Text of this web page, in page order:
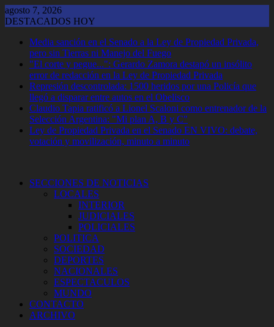
Saltar
al
agosto 7, 2026
DESTACADOS HOY
Media sanción en el Senado a la Ley de Propiedad Privada,
pero sin Tierras ni Manejo del Fuego
"El corte y pegue...": Gerardo Zamora destapó un insólito
error de redacción en la Ley de Propiedad Privada
Represión descontrolada: 1500 heridos por una Policía que
llegó a disparar entre autos en el Obelisco
Claudio Tapia ratificó a Lionel Scaloni como entrenador de la
Selección Argentina: "Mi plan A, B y C"
Ley de Propiedad Privada en el Senado EN VIVO: debate,
votación y movilización, minuto a minuto
SECCIONES DE NOTICIAS
LOCALES
INTERIOR
JUDICIALES
POLICIALES
POLITICA
SOCIEDAD
DEPORTES
NACIONALES
ESPECTACULOS
MUNDO
CONTACTO
ARCHIVO